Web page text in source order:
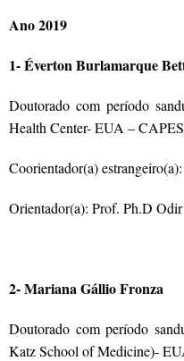
Ano 2019
1- Éverton Burlamarque
Doutorado com período
Health Center- EUA –
Coorientador(a)
Orientador(a): Prof. Ph.D
2- Mariana Gállio Fronza
Doutorado com período
Katz School of Medicine)-